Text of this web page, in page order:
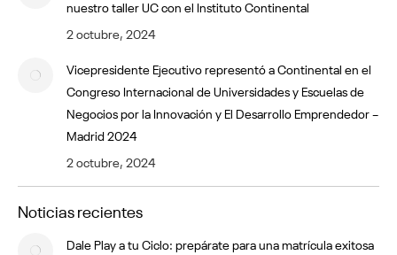
nuestro taller UC con el Instituto Continental
2 octubre, 2024
Vicepresidente Ejecutivo representó a Continental en el
Congreso Internacional de Universidades y Escuelas de
Negocios por la Innovación y El Desarrollo Emprendedor –
Madrid 2024
2 octubre, 2024
Noticias recientes
Dale Play a tu Ciclo: prepárate para una matrícula exitosa